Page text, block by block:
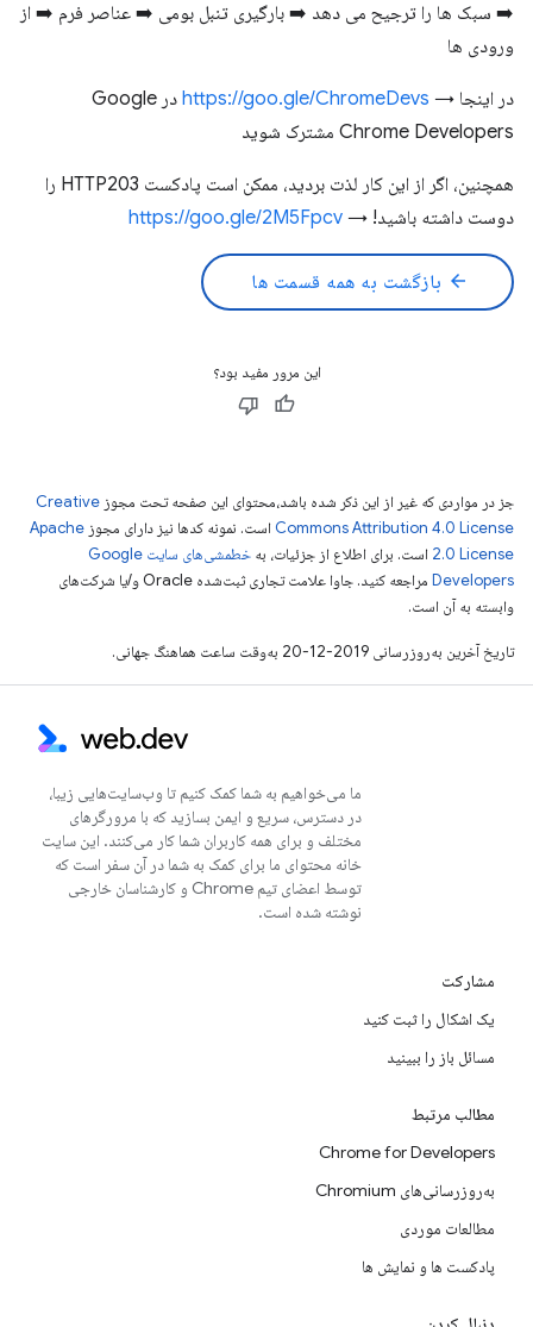
➡️ سبک ها را ترجیح می دهد ➡️ بارگیری تنبل بومی ➡️ عناصر فرم ➡️ از
ورودی ها
در اینجا → https://goo.gle/ChromeDevs
در Google
Chrome Developers مشترک شوید
همچنین، اگر از این کار لذت بردید، ممکن است پادکست HTTP203 را
دوست داشته باشید! → https://goo.gle/2M5Fpcv
arrow_back بازگشت به همه قسمت ها
این مرور مفید بود؟
جز در مواردی که غیر از این ذکر شده باشد،‌محتوای این صفحه تحت مجوز Creative
Commons Attribution 4.0 License است. نمونه کدها نیز دارای مجوز Apache
2.0 License است. برای اطلاع از جزئیات، به
خطمشی‌های سایت Google
Developers‏
مراجعه کنید. جاوا علامت تجاری ثبت‌شده Oracle و/یا شرکت‌های
وابسته به آن است.
تاریخ آخرین به‌روزرسانی 2019-12-20 به‌وقت ساعت هماهنگ جهانی.
ما می‌خواهیم به شما کمک کنیم تا وب‌سایت‌هایی زیبا،
در دسترس، سریع و ایمن بسازید که با مرورگرهای
مختلف و برای همه کاربران شما کار می‌کنند. این سایت
خانه محتوای ما برای کمک به شما در آن سفر است که
توسط اعضای تیم Chrome و کارشناسان خارجی
نوشته شده است.
مشارکت
یک اشکال را ثبت کنید
مسائل باز را ببینید
مطالب مرتبط
Chrome for Developers
به‌روزرسانی‌های Chromium
مطالعات موردی
پادکست ها و نمایش ها